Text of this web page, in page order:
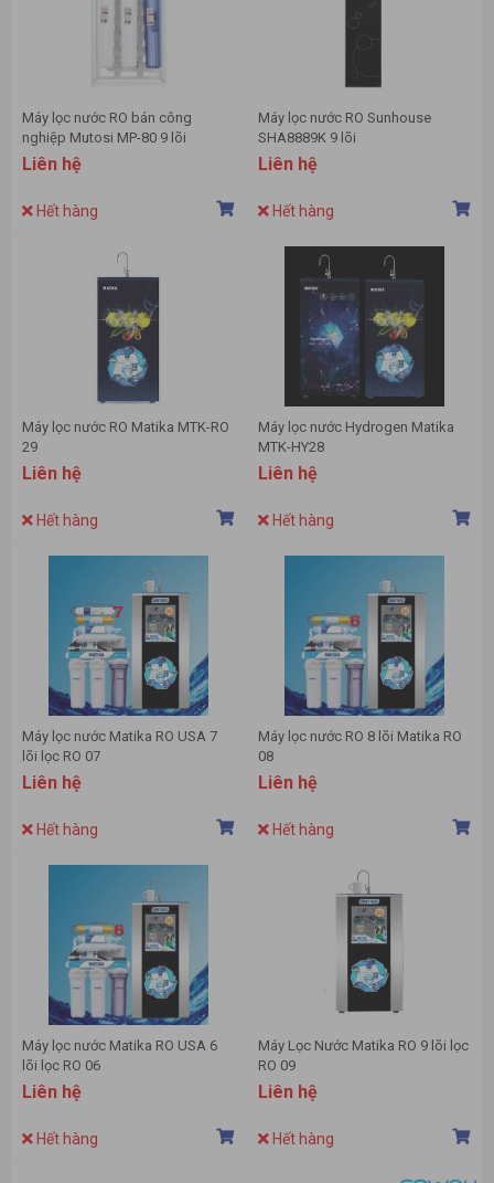
Máy lọc nước RO bán công
nghiệp Mutosi MP-80 9 lõi
Liên hệ
Hết hàng
Máy lọc nước RO Sunhouse
SHA8889K 9 lõi
Liên hệ
Hết hàng
Máy lọc nước RO Matika MTK-RO
29
Liên hệ
Hết hàng
Máy lọc nước Hydrogen Matika
MTK-HY28
Liên hệ
Hết hàng
Máy lọc nước Matika RO USA 7
lõi lọc RO 07
Liên hệ
Hết hàng
Máy lọc nước RO 8 lõi Matika RO
08
Liên hệ
Hết hàng
Máy lọc nước Matika RO USA 6
lõi lọc RO 06
Liên hệ
Hết hàng
Máy Lọc Nước Matika RO 9 lõi lọc
RO 09
Liên hệ
Hết hàng